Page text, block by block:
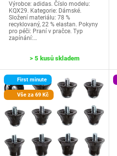
Výrobce: adidas. Číslo modelu:
KQX29. Kategorie: Dámské.
Složení materiálu: 78 %
recyklovaný, 22 % elastan. Pokyny
pro péči: Praní v pračce. Typ
zapínání:…
> 5 kusů skladem
First minute
Vše za 69 Kč